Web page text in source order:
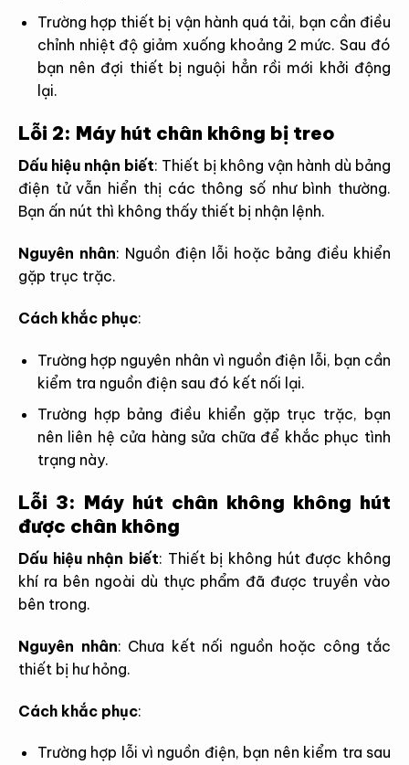
Trường hợp thiết bị vận hành quá tải, bạn cần điều
chỉnh nhiệt độ giảm xuống khoảng 2 mức. Sau đó
bạn nên đợi thiết bị nguội hẳn rồi mới khởi động
lại.
Lỗi 2: Máy hút chân không bị treo
Dấu hiệu nhận biết: Thiết bị không vận hành dù bảng
điện tử vẫn hiển thị các thông số như bình thường.
Bạn ấn nút thì không thấy thiết bị nhận lệnh.
Nguyên nhân: Nguồn điện lỗi hoặc bảng điều khiển
gặp trục trặc.
Cách khắc phục:
Trường hợp nguyên nhân vì nguồn điện lỗi, bạn cần
kiểm tra nguồn điện sau đó kết nối lại.
Trường hợp bảng điều khiển gặp trục trặc, bạn
nên liên hệ cửa hàng sửa chữa để khắc phục tình
trạng này.
Lỗi 3: Máy hút chân không không hút
được chân không
Dấu hiệu nhận biết: Thiết bị không hút được không
khí ra bên ngoài dù thực phẩm đã được truyền vào
bên trong.
Nguyên nhân: Chưa kết nối nguồn hoặc công tắc
thiết bị hư hỏng.
Cách khắc phục:
Trường hợp lỗi vì nguồn điện, bạn nên kiểm tra sau